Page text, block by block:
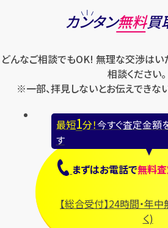
カンタン無料買
どんなご相談でもOK! 無理な交渉はい
相談ください。
※一部、拝見しないとお伝えできな
最短1分！今すぐ査定金額
す
まずはお電話で無料
【総合受付】24時間・年
く)